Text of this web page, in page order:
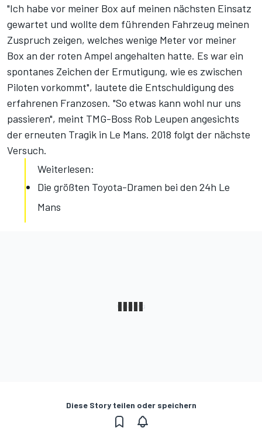
"Ich habe vor meiner Box auf meinen nächsten Einsatz
gewartet und wollte dem führenden Fahrzeug meinen
Zuspruch zeigen, welches wenige Meter vor meiner
Box an der roten Ampel angehalten hatte. Es war ein
spontanes Zeichen der Ermutigung, wie es zwischen
Piloten vorkommt", lautete die Entschuldigung des
erfahrenen Franzosen. "So etwas kann wohl nur uns
passieren", meint TMG-Boss Rob Leupen angesichts
der erneuten Tragik in Le Mans. 2018 folgt der nächste
Versuch.
Weiterlesen:
Die größten Toyota-Dramen bei den 24h Le
Mans
Diese Story teilen oder speichern